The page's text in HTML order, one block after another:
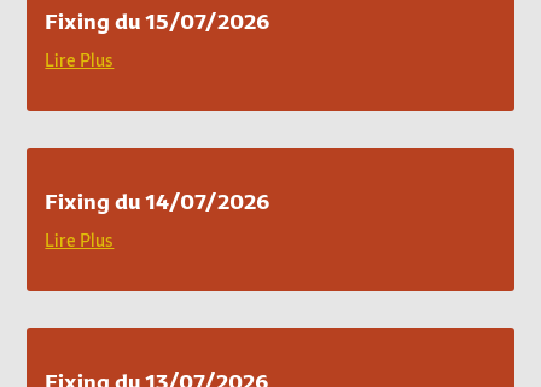
Fixing du 15/07/2026
Lire Plus
Fixing du 14/07/2026
Lire Plus
Fixing du 13/07/2026